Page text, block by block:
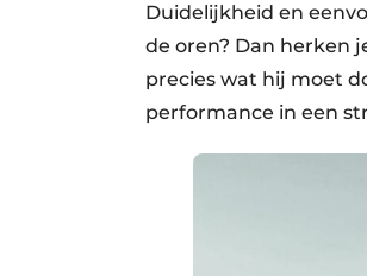
Duidelijkheid en
de oren? Dan herken
precies wat hij moet
performance in een